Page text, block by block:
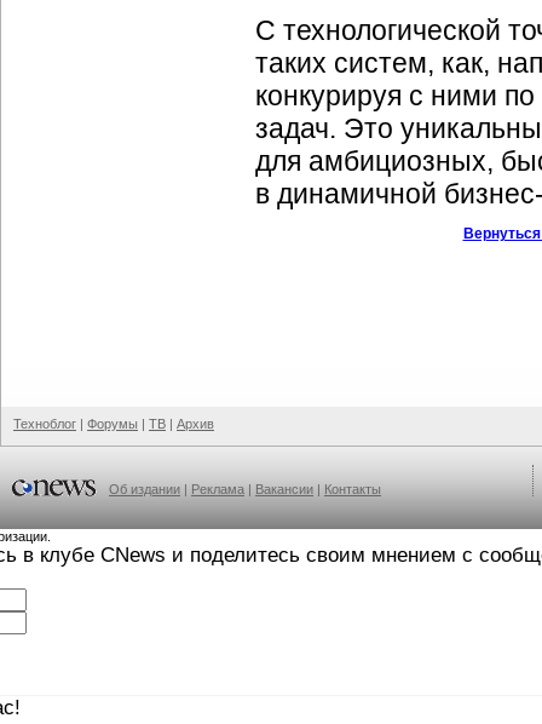
С технологической
таких систем, как,
конкурируя с ними
задач. Это
для амбициозных,
в динамичной
Техноблог | Форумы | ТВ | Архив
Об издании | Реклама | Вакансии | Контакты
в клубе CNews и поделитесь своим мнением с